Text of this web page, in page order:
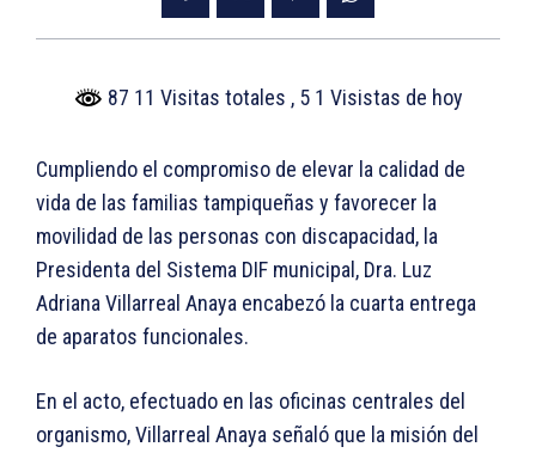
87 11 Visitas totales , 5 1 Visistas de hoy
Cumpliendo el compromiso de elevar la calidad de
vida de las familias tampiqueñas y favorecer la
movilidad de las personas con discapacidad, la
Presidenta del Sistema DIF municipal, Dra. Luz
Adriana Villarreal Anaya encabezó la cuarta entrega
de aparatos funcionales.
En el acto, efectuado en las oficinas centrales del
organismo, Villarreal Anaya señaló que la misión del